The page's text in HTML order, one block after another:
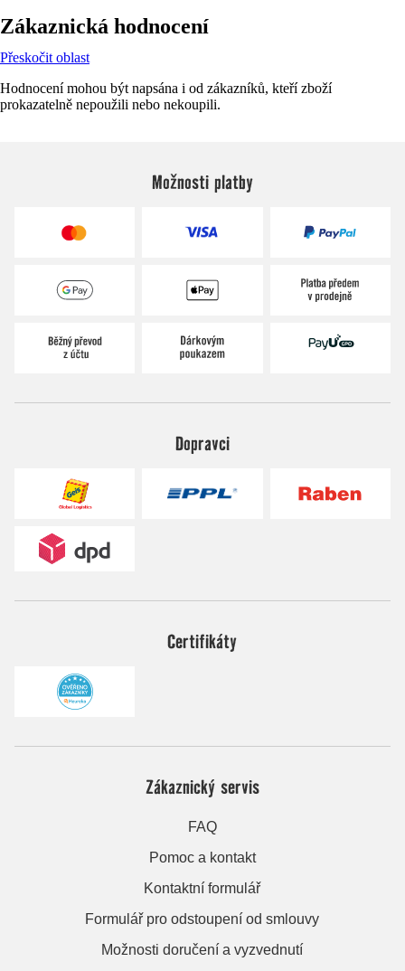
Zákaznická hodnocení
Přeskočit oblast
Hodnocení mohou být napsána i od zákazníků, kteří zboží
prokazatelně nepoužili nebo nekoupili.
Možnosti platby
Dopravci
Certifikáty
Zákaznický servis
FAQ
Pomoc a kontakt
Kontaktní formulář
Formulář pro odstoupení od smlouvy
Možnosti doručení a vyzvednutí